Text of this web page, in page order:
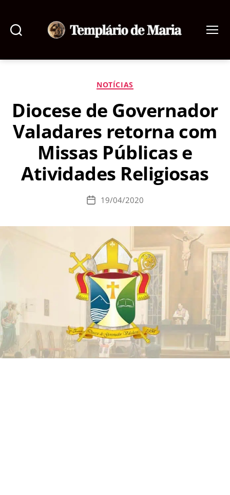
de
Categorias
NOTÍCIAS
Diocese de Governador
Valadares retorna com
Missas Públicas e
Atividades Religiosas
Data19/04/2020